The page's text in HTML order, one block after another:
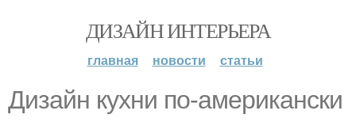
ДИЗАЙН ИНТЕРЬЕРА
главная новости статьи
Дизайн кухни по-американски